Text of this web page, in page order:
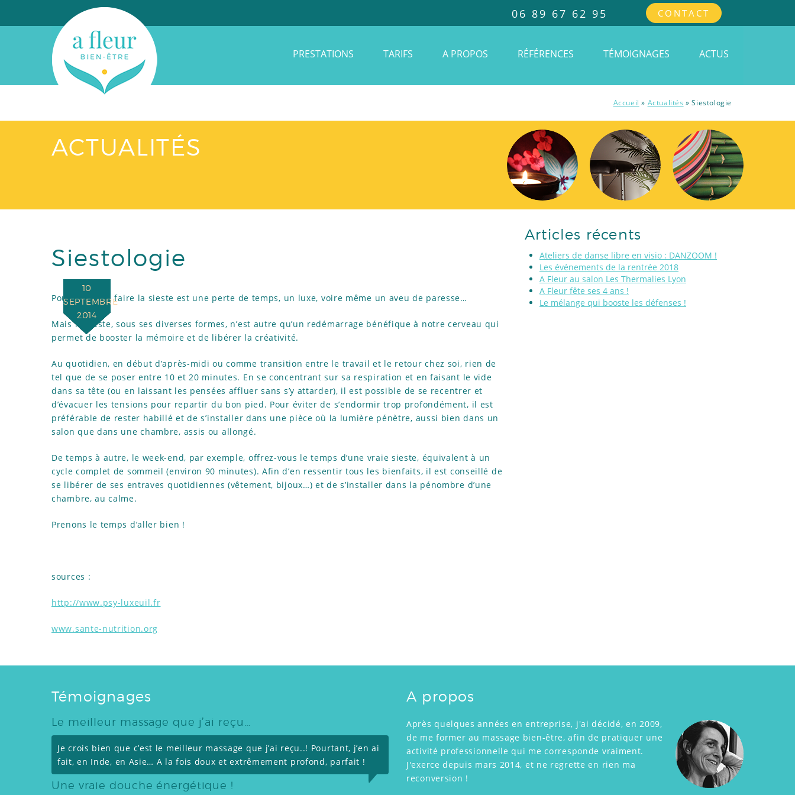
CONTACT
06 89 67 62 95
PRESTATIONS TARIFS A PROPOS RÉFÉRENCES TÉMOIGNAGES ACTUS
Accueil » Actualités »Siestologie
ACTUALITÉS
Siestologie
10
SEPTEMBRE
2014
Pour certains, faire la sieste est une perte de temps, un luxe, voire même un aveu de paresse…
Mais la sieste, sous ses diverses formes, n’est autre qu’un redémarrage bénéfique à notre cerveau qui
permet de booster la mémoire et de libérer la créativité.
Au quotidien, en début d’après-midi ou comme transition entre le travail et le retour chez soi, rien de
tel que de se poser entre 10 et 20 minutes. En se concentrant sur sa respiration et en faisant le vide
dans sa tête (ou en laissant les pensées affluer sans s’y attarder), il est possible de se recentrer et
d’évacuer les tensions pour repartir du bon pied. Pour éviter de s’endormir trop profondément, il est
préférable de rester habillé et de s’installer dans une pièce où la lumière pénètre, aussi bien dans un
salon que dans une chambre, assis ou allongé.
De temps à autre, le week-end, par exemple, offrez-vous le temps d’une vraie sieste, équivalent à un
cycle complet de sommeil (environ 90 minutes). Afin d’en ressentir tous les bienfaits, il est conseillé de
se libérer de ses entraves quotidiennes (vêtement, bijoux…) et de s’installer dans la pénombre d’une
chambre, au calme.
Prenons le temps d’aller bien !
sources :
http://www.psy-luxeuil.fr
www.sante-nutrition.org
Articles récents
Ateliers de danse libre en visio : DANZOOM !
Les événements de la rentrée 2018
A Fleur au salon Les Thermalies Lyon
A Fleur fête ses 4 ans !
Le mélange qui booste les défenses !
Témoignages
Le meilleur massage que j’ai reçu…
Je crois bien que c’est le meilleur massage que j’ai reçu..! Pourtant, j’en ai
fait, en Inde, en Asie… A la fois doux et extrêmement profond, parfait !
Une vraie douche énergétique !
A propos
Après quelques années en entreprise, j'ai décidé, en 2009,
de me former au massage bien-être, afin de pratiquer une
activité professionnelle qui me corresponde vraiment.
J'exerce depuis mars 2014, et ne regrette en rien ma
reconversion !